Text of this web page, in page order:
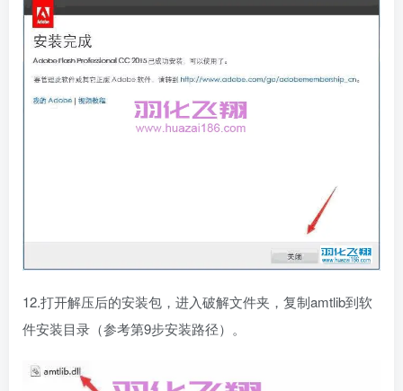
12.打开解压后的安装包，进入破解文件夹，复制amtlib到软
件安装目录（参考第9步安装路径）。